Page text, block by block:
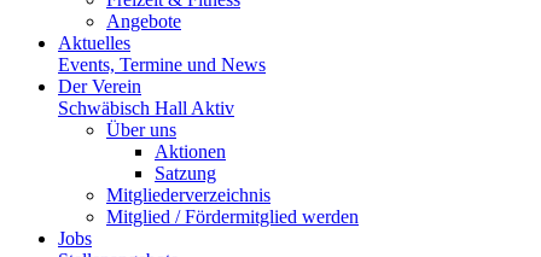
Angebote
Aktuelles
Events, Termine und News
Der Verein
Schwäbisch Hall Aktiv
Über uns
Aktionen
Satzung
Mitgliederverzeichnis
Mitglied / Fördermitglied werden
Jobs